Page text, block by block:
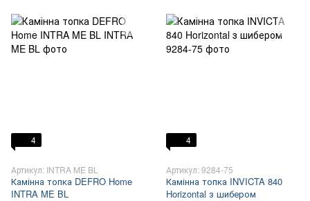
4
Артикул: INTRA ME BL
Камінна топка DEFRO Home
INTRA ME BL
4
Артикул: 9284-75
Камінна топка INVICTA 840
Horizontal з шибером